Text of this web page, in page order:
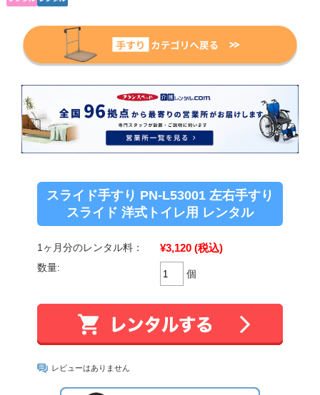
スライド手すり PN-L53001 左右手すり
スライド 洋式トイレ用 レンタル
1ヶ月分のレンタル料： ¥3,120 (税込)
数量:
個
レビューはありません